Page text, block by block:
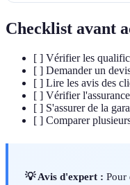
Checklist avant
[ ] Vérifier les
[ ] Demander un
[ ] Lire les avis des
[ ] Vérifier
[ ] S'assurer de la
[ ] Comparer
💡 Avis d'expert : Pour